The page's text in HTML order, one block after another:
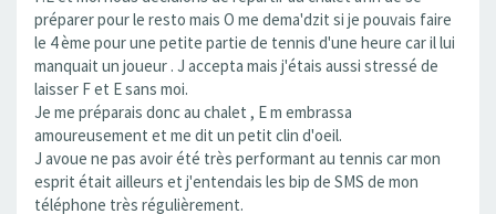
préparer pour le resto mais O me dema'dzit si je pouvais faire
le 4 ème pour une petite partie de tennis d'une heure car il lui
manquait un joueur . J accepta mais j'étais aussi stressé de
laisser F et E sans moi.
Je me préparais donc au chalet , E m embrassa
amoureusement et me dit un petit clin d'oeil.
J avoue ne pas avoir été très performant au tennis car mon
esprit était ailleurs et j'entendais les bip de SMS de mon
téléphone très régulièrement.